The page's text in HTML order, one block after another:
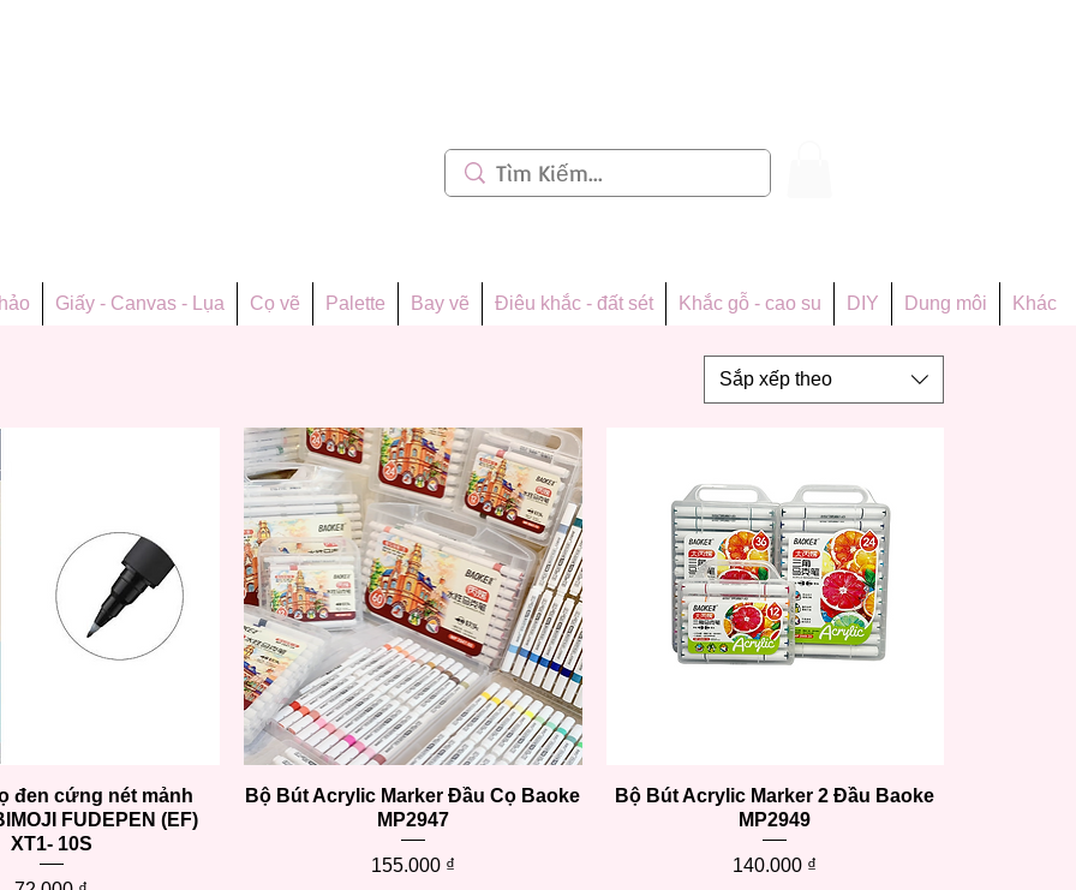
Giấy - Canvas - Lụa Cọ vẽ Palette Bay vẽ Điêu khắc - đất sét Khắc gỗ - cao su DIY Dung môi Khác
Sắp xếp theo
Xem nhanh
đen cứng nét mảnh
FUDEPEN (EF)
XT1- 10S
Xem nhanh
Bộ Bút Acrylic Marker Đầu Cọ Baoke
MP2947
Giá
155.000 ₫
Xem nhanh
Bộ Bút Acrylic Marker 2 Đầu Baoke
MP2949
Giá
140.000 ₫